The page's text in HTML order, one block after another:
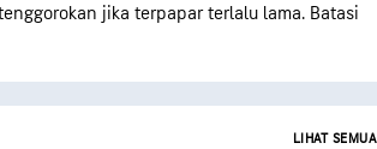
jika terpapar terlalu lama. Batasi
LIHAT SEMUA